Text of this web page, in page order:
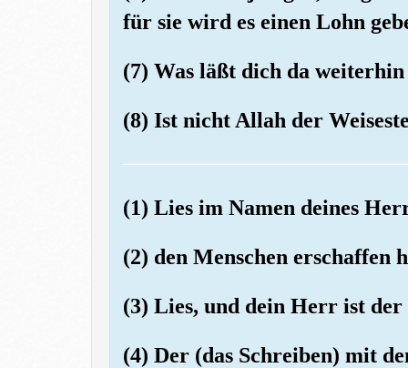
für sie wird es einen Lohn
(7) Was läßt dich da
(8) Ist nicht Allah der
(1) Lies im Namen deines
(2) den Menschen erschaffen
(3) Lies, und dein Herr ist der
(4) Der (das Schreiben) mit